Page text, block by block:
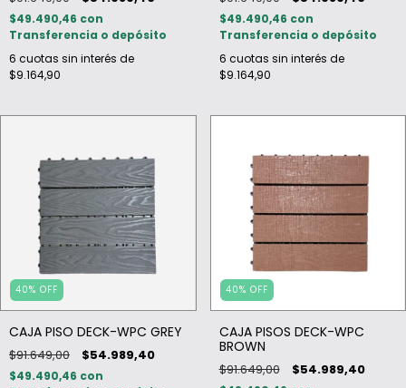
$49.490,46 con
Transferencia o depósito
6 cuotas sin interés de
$9.164,90
$49.490,46 con
Transferencia o depósito
6 cuotas sin interés de
$9.164,90
40% OFF
CAJA PISO DECK-WPC GREY
$91.649,00 $54.989,40
$49.490,46 con
40% OFF
CAJA PISOS DECK-WPC
BROWN
$91.649,00 $54.989,40